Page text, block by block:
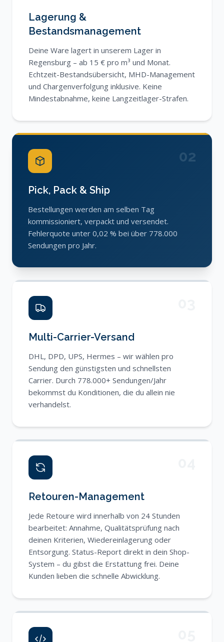
Lagerung &
Bestandsmanagement
Deine Ware lagert in unserem Lager in
Regensburg – ab 15 € pro m³ und Monat.
Echtzeit-Bestandsübersicht, MHD-Management
und Chargenverfolgung inklusive. Keine
Mindestabnahme, keine Langzeitlager-Strafen.
02
Pick, Pack & Ship
Bestellungen werden am selben Tag
kommissioniert, verpackt und versendet.
Fehlerquote unter 0,02 % bei über 778.000
Sendungen pro Jahr.
Multi-Carrier-Versand
DHL, DPD, UPS, Hermes – wir wählen pro
Sendung den günstigsten und schnellsten
Carrier. Durch 778.000+ Sendungen/Jahr
bekommst du Konditionen, die du allein nie
verhandelst.
Retouren-Management
Jede Retoure wird innerhalb von 24 Stunden
bearbeitet: Annahme, Qualitätsprüfung nach
deinen Kriterien, Wiedereinlagerung oder
Entsorgung. Status-Report direkt in dein Shop-
System – du gibst die Erstattung frei. Deine
Kunden lieben die schnelle Abwicklung.